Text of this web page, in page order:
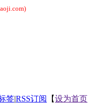
签|RSS订阅 【设为首页